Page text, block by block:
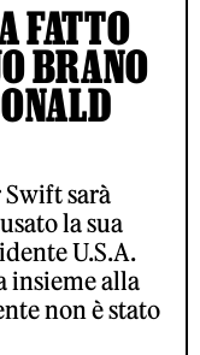
FATTO
BRANO
sarà
la sua
U.S.A.
insieme alla
non è stato